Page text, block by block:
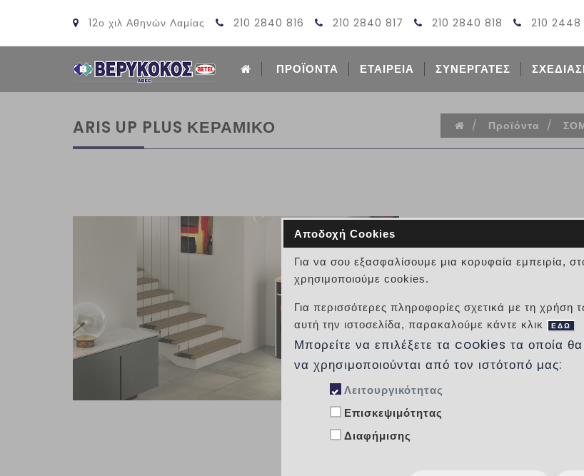
12ο χιλ Αθηνών Λαμίας 210 2840 816 210 2840 817 210 2840 818 210 2448
ΠΡΟΪΟΝΤΑ ΕΤΑΙΡΕΙΑ ΣΥΝΕΡΓΑΤΕΣ
ARIS UP PLUS ΚΕΡΑΜΙΚΟ / Προϊόντα /
ΚΩΔΙΚΟΣ:
ΚΕΡΑΜΙΚΟ
Σόμπα pellet με κεραμικά
Αποδοχή Cookies
Για να σου εξασφαλίσουμε μια κορυφαία εμπειρία,
χρησιμοποιούμε cookies.
Για περισσότερες πληροφορίες σχετικά με τη χρήση
αυτή την ιστοσελίδα, παρακαλούμε κάντε κλικ
ΕΔΩ
Μπορείτε να επιλέξετε τα cookies τα οποία θα
να χρησιμοποιούνται από τον ιστότοπό μας:
Λειτουργικότητας
Επισκεψιμότητας
Διαφήμισης